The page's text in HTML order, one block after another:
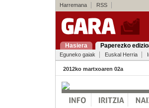
Harremana RSS
Hasiera Paperezko
Eguneko gaiak Euskal Herria
2012ko martxoaren 02a